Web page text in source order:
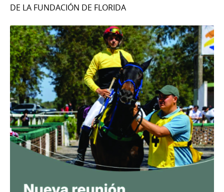
DE LA FUNDACIÓN DE FLORIDA